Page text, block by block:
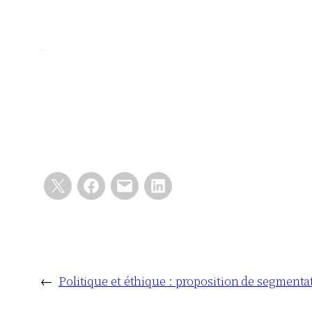
← Politique et éthique : proposition de